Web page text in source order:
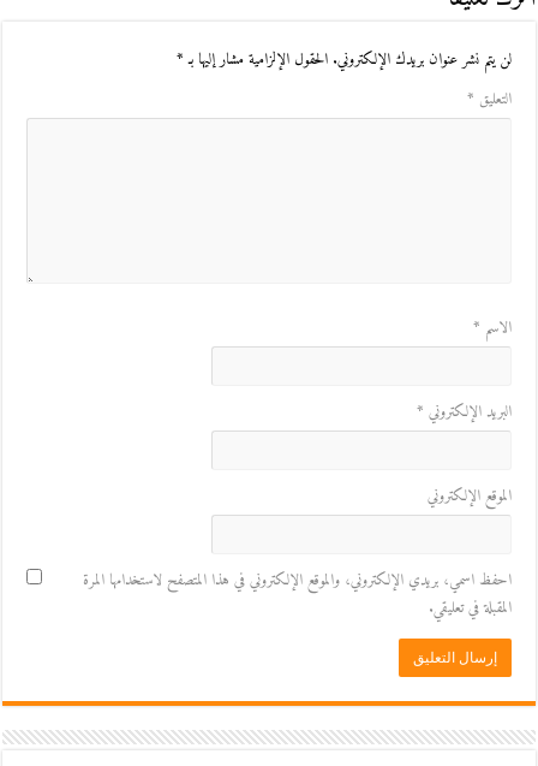
لن يتم نشر عنوان بريدك الإلكتروني. الحقول الإلزامية مشار إليها بـ*
التعليق *
الاسم *
البريد الإلكتروني *
الموقع الإلكتروني
احفظ اسمي، بريدي الإلكتروني، والموقع الإلكتروني في هذا المتصفح لاستخدامها المرة
المقبلة في تعليقي.